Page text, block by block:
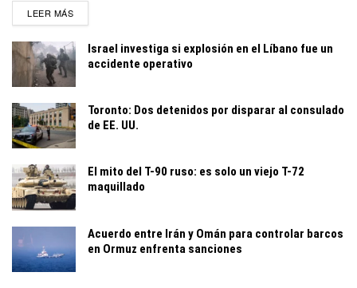
LEER MÁSDETAILS
Israel investiga si explosión en el Líbano fue un
accidente operativo
Toronto: Dos detenidos por disparar al consulado
de EE. UU.
El mito del T-90 ruso: es solo un viejo T-72
maquillado
Acuerdo entre Irán y Omán para controlar barcos
en Ormuz enfrenta sanciones